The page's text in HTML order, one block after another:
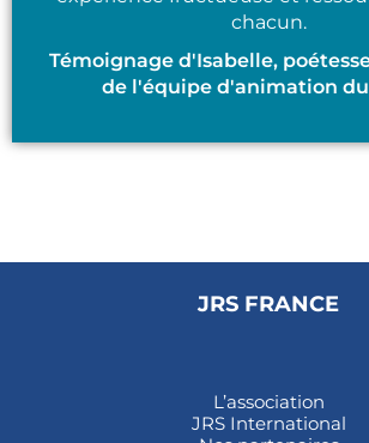
chacun.
Témoignage d'Isabelle,
de l'équipe d'animation
JRS FRANCE
L’association
JRS International